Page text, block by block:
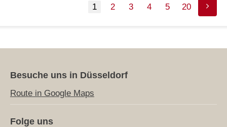
1 2 3 4 5 20
Besuche uns in Düsseldorf
Route in Google Maps
Folge uns